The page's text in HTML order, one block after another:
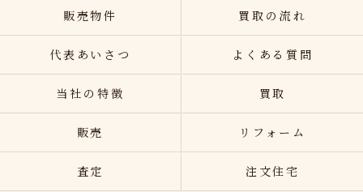
販売物件 買取の流れ
代表あいさつ よくある質問
当社の特徴 買取
販売 リフォーム
査定 注文住宅